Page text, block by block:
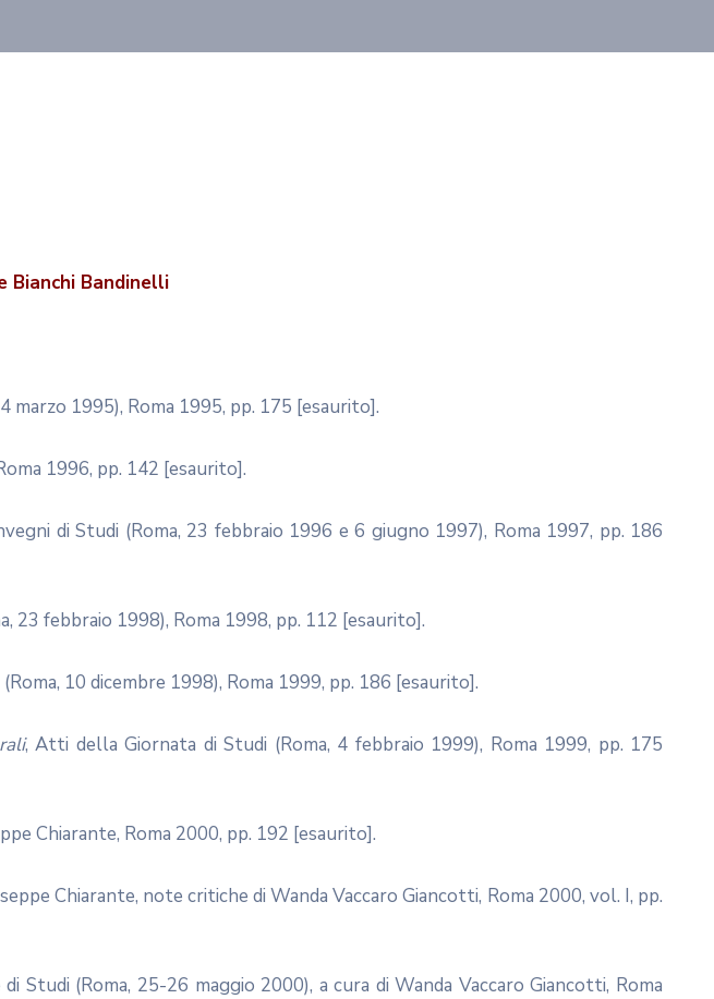
Bianchi Bandinelli
1995), Roma 1995, pp. 175 [esaurito].
1996, pp. 142 [esaurito].
di Studi (Roma, 23 febbraio 1996 e 6 giugno 1997), Roma 1997, pp. 186
23 febbraio 1998), Roma 1998, pp. 112 [esaurito].
10 dicembre 1998), Roma 1999, pp. 186 [esaurito].
, Atti della Giornata di Studi (Roma, 4 febbraio 1999), Roma 1999, pp. 175
Chiarante, Roma 2000, pp. 192 [esaurito].
Chiarante, note critiche di Wanda Vaccaro Giancotti, Roma 2000, vol. I, pp.
Studi (Roma, 25-26 maggio 2000), a cura di Wanda Vaccaro Giancotti, Roma